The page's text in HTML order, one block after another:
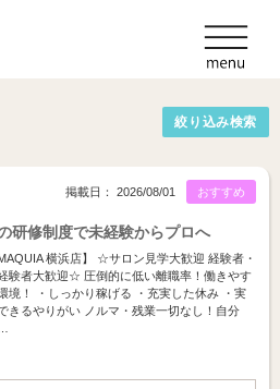
絞り込み検索
おすすめ
掲載日： 2026/08/01
研修制度で未経験からプロへ
MAQUIA 横浜店】 ☆サロン見学大歓迎 経験者・
験者大歓迎☆ 圧倒的に低い離職率！働きやす
境！ ・しっかり稼げる ・充実した休み ・実
きるやりがい ノルマ・残業一切なし！自分